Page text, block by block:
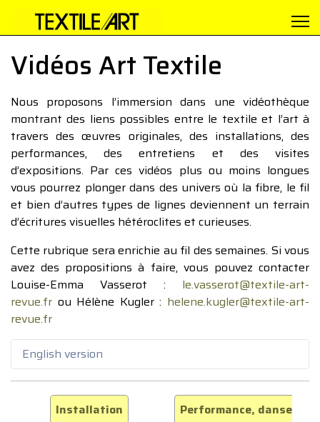
Vidéos Art Textile
Nous proposons l’immersion dans une vidéothèque
montrant des liens possibles entre le textile et l’art à
travers des œuvres originales, des installations, des
performances, des entretiens et des visites
d’expositions. Par ces vidéos plus ou moins longues
vous pourrez plonger dans des univers où la fibre, le fil
et bien d’autres types de lignes deviennent un terrain
d’écritures visuelles hétéroclites et curieuses.
Cette rubrique sera enrichie au fil des semaines. Si vous
avez des propositions à faire, vous pouvez contacter
Louise-Emma Vasserot : le.vasserot@textile-art-
revue.fr ou Hélène Kugler : helene.kugler@textile-art-
revue.fr
English version
Installation
Performance, danse